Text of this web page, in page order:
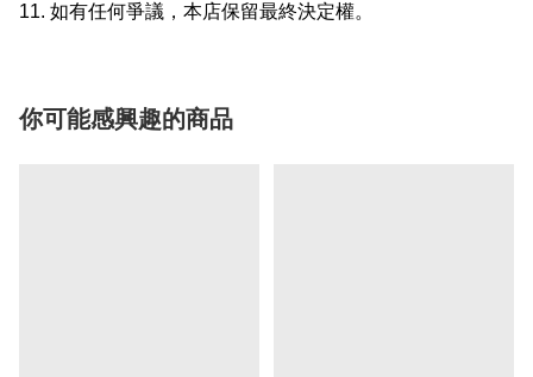
11. 如有任何爭議，本店保留最終決定權。
你可能感興趣的商品